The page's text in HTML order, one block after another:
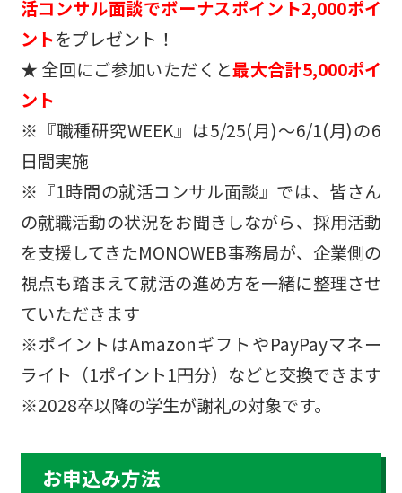
活コンサル面談でボーナスポイント2,000ポイ
ントをプレゼント！
★ 全回にご参加いただくと最大合計5,000ポイ
ント
※『職種研究WEEK』は5/25(月)～6/1(月)の6
日間実施
※『1時間の就活コンサル面談』では、皆さん
の就職活動の状況をお聞きしながら、採用活動
を支援してきたMONOWEB事務局が、企業側の
視点も踏まえて就活の進め方を一緒に整理させ
ていただきます
※ポイントはAmazonギフトやPayPayマネー
ライト（1ポイント1円分）などと交換できます
※2028卒以降の学生が謝礼の対象です。
お申込み方法